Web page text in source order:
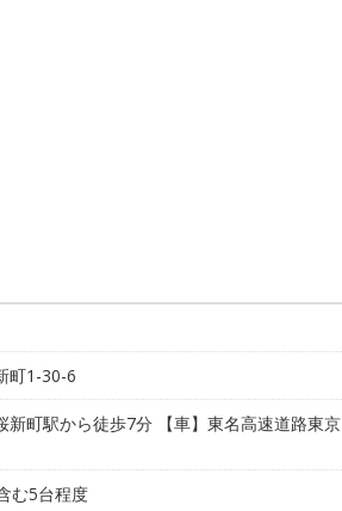
町1-30-6
新町駅から徒歩7分 【車】東名高速道路東京
む5台程度